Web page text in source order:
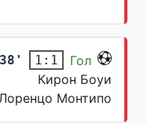
38' 1:1
Гол
Кирон Боуи
Монтипо